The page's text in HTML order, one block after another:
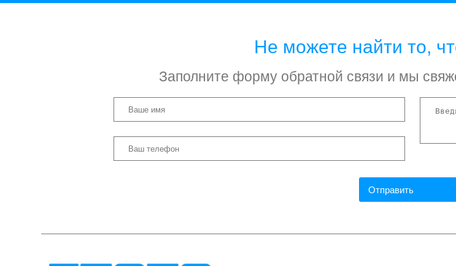
Не можете найти то,
Заполните форму обратной связи и мы